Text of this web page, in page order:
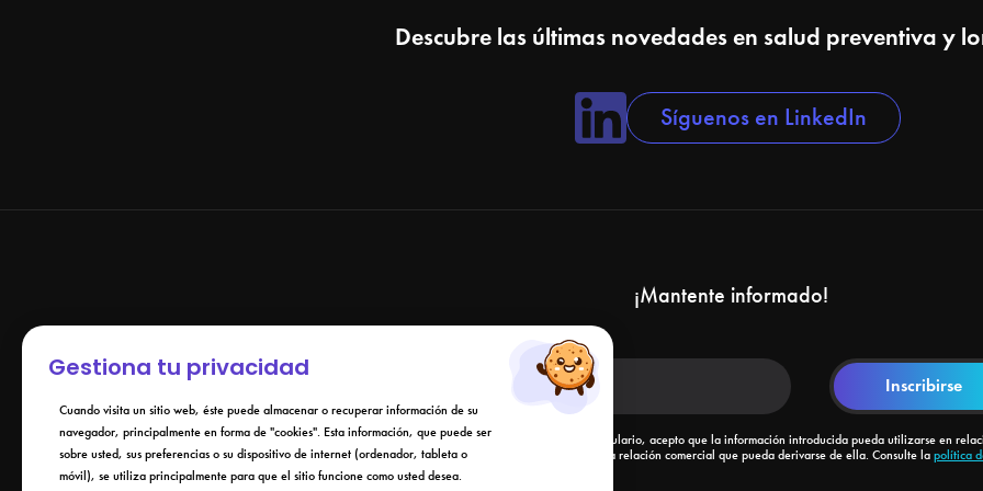
Descubre las últimas novedades en salud preventiva y
Síguenos en LinkedIn
¡Mantente informado!
Al enviar este formulario, acepto que la información introducida pueda utilizarse en
con mi solicitud y la relación comercial que pueda derivarse de ella. Consulte la política
Gestiona tu privacidad
Cuando visita un sitio web, éste puede almacenar o recuperar información de su
navegador, principalmente en forma de "cookies". Esta información, que puede ser
sobre usted, sus preferencias o su dispositivo de internet (ordenador, tableta o
móvil), se utiliza principalmente para que el sitio funcione como usted desea.